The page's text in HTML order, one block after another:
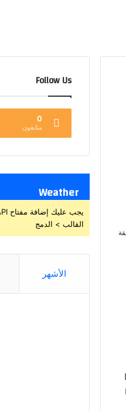
Follow Us
0
متابعون
Weather
القالب > الدمج
الأشهر